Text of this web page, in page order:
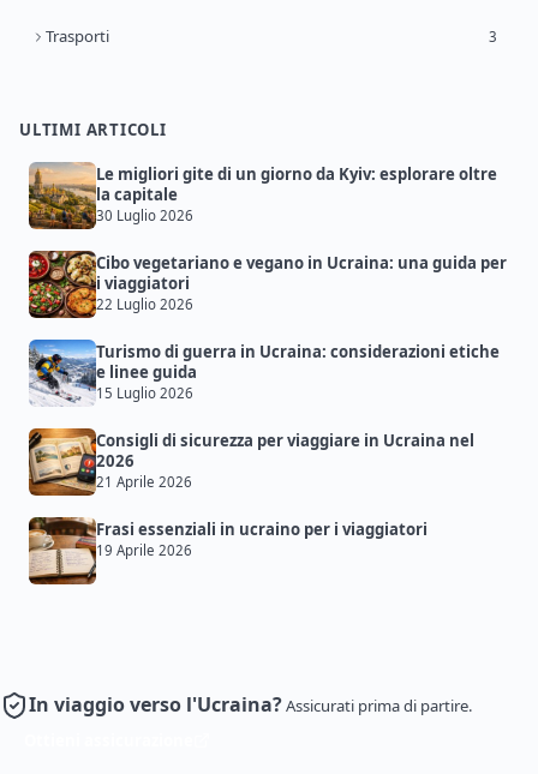
Trasporti 3
ULTIMI ARTICOLI
Le migliori gite di un giorno da Kyiv: esplorare oltre
la capitale
30 Luglio 2026
Cibo vegetariano e vegano in Ucraina: una guida per
i viaggiatori
22 Luglio 2026
Turismo di guerra in Ucraina: considerazioni etiche
e linee guida
15 Luglio 2026
Consigli di sicurezza per viaggiare in Ucraina nel
2026
21 Aprile 2026
Frasi essenziali in ucraino per i viaggiatori
19 Aprile 2026
In viaggio verso l'Ucraina?Assicurati prima di partire.